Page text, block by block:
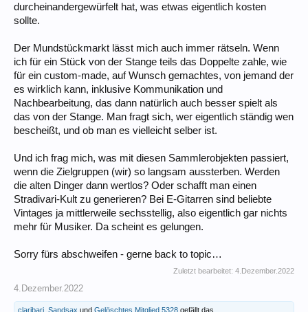
durcheinandergewürfelt hat, was etwas eigentlich kosten
sollte.
Der Mundstückmarkt lässt mich auch immer rätseln. Wenn
ich für ein Stück von der Stange teils das Doppelte zahle, wie
für ein custom-made, auf Wunsch gemachtes, von jemand der
es wirklich kann, inklusive Kommunikation und
Nachbearbeitung, das dann natürlich auch besser spielt als
das von der Stange. Man fragt sich, wer eigentlich ständig wen
bescheißt, und ob man es vielleicht selber ist.
Und ich frag mich, was mit diesen Sammlerobjekten passiert,
wenn die Zielgruppen (wir) so langsam aussterben. Werden
die alten Dinger dann wertlos? Oder schafft man einen
Stradivari-Kult zu generieren? Bei E-Gitarren sind beliebte
Vintages ja mittlerweile sechsstellig, also eigentlich gar nichts
mehr für Musiker. Da scheint es gelungen.
Sorry fürs abschweifen - gerne back to topic…
Zuletzt bearbeitet: 4.Dezember.2022
4.Dezember.2022
claribari Sandsax und Gelöschtes Mitglied 5328 gefällt das.